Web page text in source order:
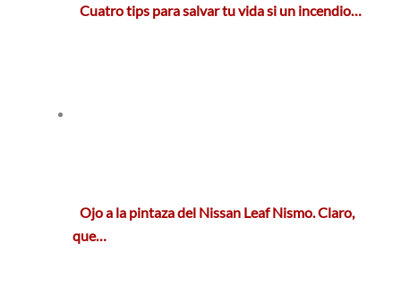
Cuatro tips para salvar tu vida si un incendio…
Ojo a la pintaza del Nissan Leaf Nismo. Claro,
que…